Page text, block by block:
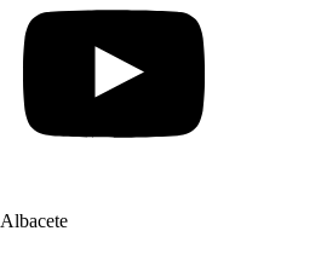
Albacete